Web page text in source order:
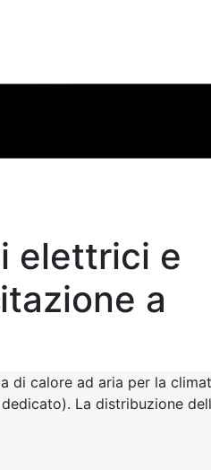
elettrici e
a
di calore ad aria per la
La distribuzione